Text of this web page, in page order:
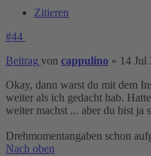
Zitieren
#44
Beitrag von cappulino » 14 Jul
Okay, dann warst du mit dem
weiter als ich gedacht hab.
weiter machst ... aber du bist ja
Drehmomentangaben schon
Nach oben